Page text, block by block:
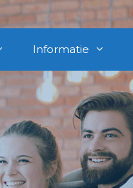
Informatie